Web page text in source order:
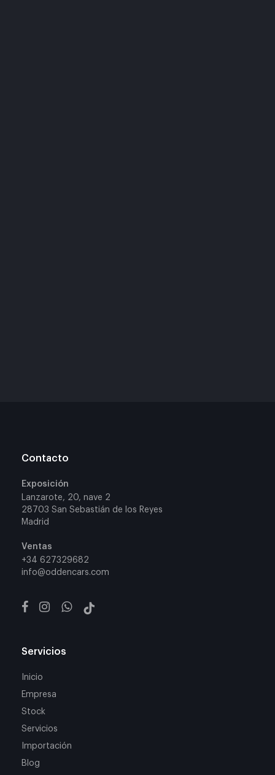
Contacto
Exposición
Lanzarote, 20, nave 2
28703 San Sebastián de los Reyes
Madrid
Ventas
+34 627329682
info@oddencars.com
Servicios
Inicio
Empresa
Stock
Servicios
Importación
Blog